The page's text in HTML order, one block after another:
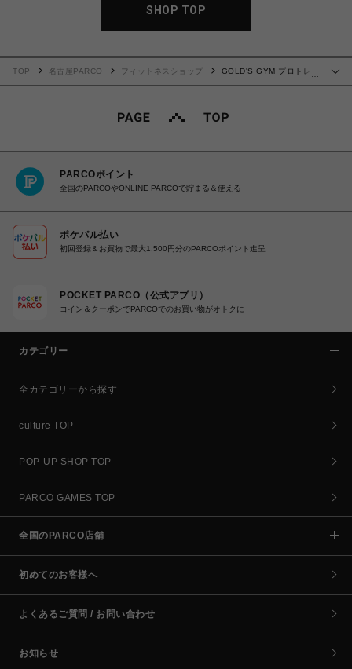
SHOP TOP
TOP 名古屋PARCO フィットネスショップ
GOLD'S GYM プロトレー
PARCOポイント
全国のPARCOやONLINE PARCOで貯まる＆使える
ポケパル払い
初回登録＆お買物で最大1,500円分のPARCOポイント進呈
POCKET PARCO（公式アプリ）
コイン＆クーポンでPARCOでのお買い物がオトクに
カテゴリー
全カテゴリーから探す
culture TOP
POP-UP SHOP TOP
PARCO GAMES TOP
全国のPARCO店舗
初めてのお客様へ
よくあるご質問 / お問い合わせ
お知らせ